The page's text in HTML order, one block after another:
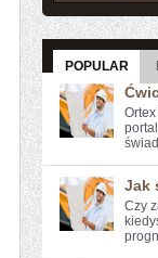
POPULAR
Jak
Czy